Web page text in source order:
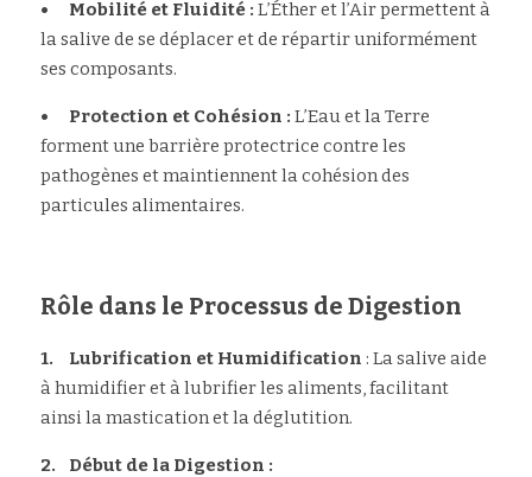
•	Mobilité et Fluidité : L’Éther et l’Air permettent à
la salive de se déplacer et de répartir uniformément
ses composants.
•	Protection et Cohésion : L’Eau et la Terre
forment une barrière protectrice contre les
pathogènes et maintiennent la cohésion des
particules alimentaires.
Rôle dans le Processus de Digestion
1.	Lubrification et Humidification : La salive aide
à humidifier et à lubrifier les aliments, facilitant
ainsi la mastication et la déglutition.
2.	Début de la Digestion :